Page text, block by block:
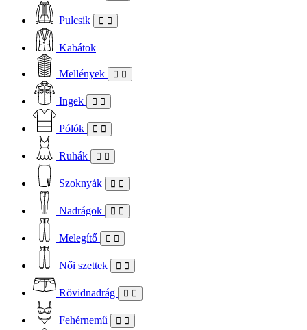
Pulcsik
Kabátok
Mellények
Ingek
Pólók
Ruhák
Szoknyák
Nadrágok
Melegítő
Női szettek
Rövidnadrág
Fehérnemű